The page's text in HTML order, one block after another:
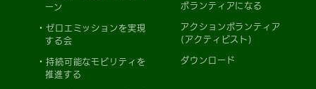
ーン
ゼロエミッションを実現
する会
持続可能なモビリティを
推進する
ボランティアになる
アクションボランティア
(アクティビスト)
ダウンロード